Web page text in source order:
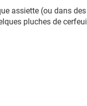
assiette (ou dans
pluches de